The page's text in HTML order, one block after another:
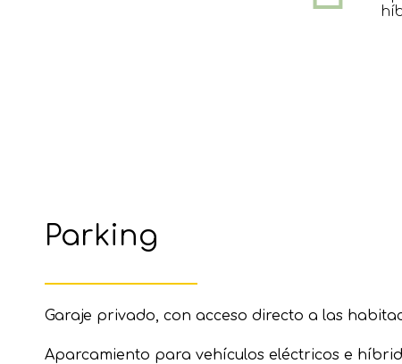
Parking
Garaje privado, con acceso directo a las
Aparcamiento para vehículos eléctricos e